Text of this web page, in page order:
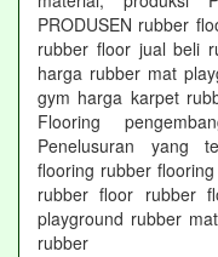
PRODUSEN rubber
rubber floor jual beli
harga rubber mat
gym harga karpet
Flooring
Penelusuran yang
flooring rubber
rubber floor rubber
playground rubber
rubber